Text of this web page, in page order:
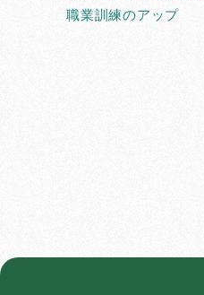
職業訓練のアップ